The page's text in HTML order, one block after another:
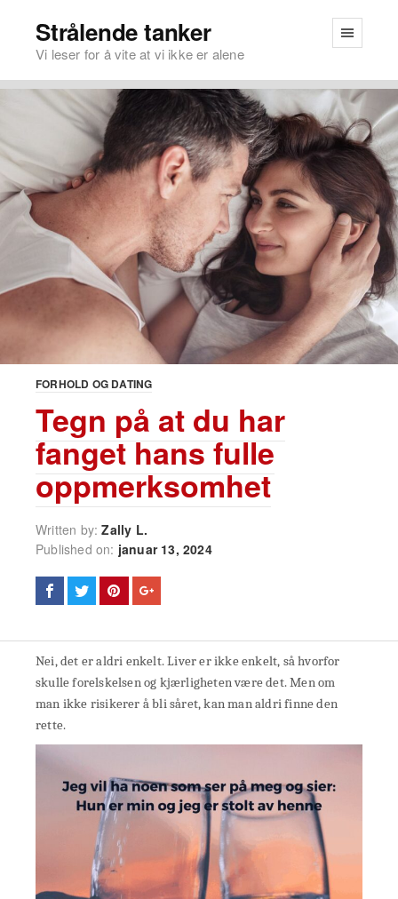
Strålende tanker
Vi leser for å vite at vi ikke er alene
FORHOLD OG DATING
Tegn på at du har
fanget hans fulle
oppmerksomhet
Written by:Zally L.
Published on: januar 13, 2024
Nei, det er aldri enkelt. Liver er ikke enkelt, så hvorfor
skulle forelskelsen og kjærligheten være det. Men om
man ikke risikerer å bli såret, kan man aldri finne den
rette.